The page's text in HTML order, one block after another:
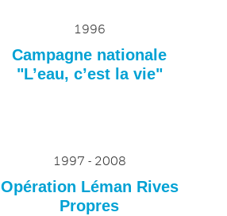
1996
Campagne nationale
"L’eau, c’est la vie"
1997 - 2008
Opération Léman Rives
Propres